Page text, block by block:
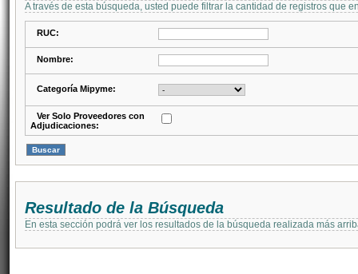
A través de esta búsqueda, usted puede filtrar la cantidad de registros que
RUC:
Nombre:
Categoría Mipyme:
Ver Solo Proveedores con
Adjudicaciones:
Resultado de la Búsqueda
En esta sección podrá ver los resultados de la búsqueda realizada más